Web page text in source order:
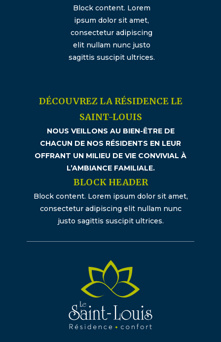
Block content. Lorem
ipsum dolor sit amet,
consectetur adipiscing
elit nullam nunc justo
sagittis suscipit ultrices.
DÉCOUVREZ LA RÉSIDENCE LE
SAINT-LOUIS
NOUS VEILLONS AU BIEN-ÊTRE DE
CHACUN DE NOS RÉSIDENTS EN LEUR
OFFRANT UN MILIEU DE VIE CONVIVIAL À
L’AMBIANCE FAMILIALE.
BLOCK HEADER
Block content. Lorem ipsum dolor sit amet,
consectetur adipiscing elit nullam nunc
justo sagittis suscipit ultrices.